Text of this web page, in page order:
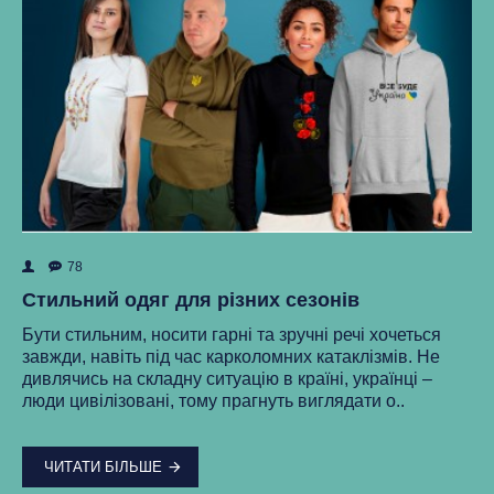
78
Стильний одяг для різних сезонів
Бути стильним, носити гарні та зручні речі хочеться
завжди, навіть під час карколомних катаклізмів. Не
дивлячись на складну ситуацію в країні, українці –
люди цивілізовані, тому прагнуть виглядати о..
ЧИТАТИ БІЛЬШЕ